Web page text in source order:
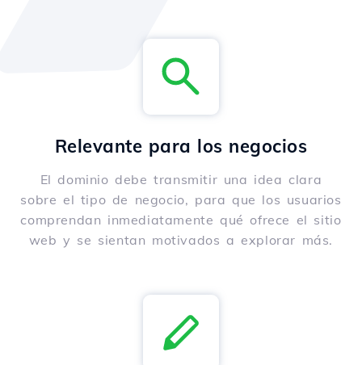
Relevante para los negocios
El dominio debe transmitir una idea clara
sobre el tipo de negocio, para que los usuarios
comprendan inmediatamente qué ofrece el sitio
web y se sientan motivados a explorar más.